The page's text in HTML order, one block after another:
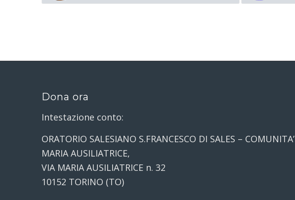
Dona ora
Intestazione conto:
ORATORIO SALESIANO S.FRANCESCO DI SALES – COMUNITA’
MARIA AUSILIATRICE,
VIA MARIA AUSILIATRICE n. 32
10152 TORINO (TO)